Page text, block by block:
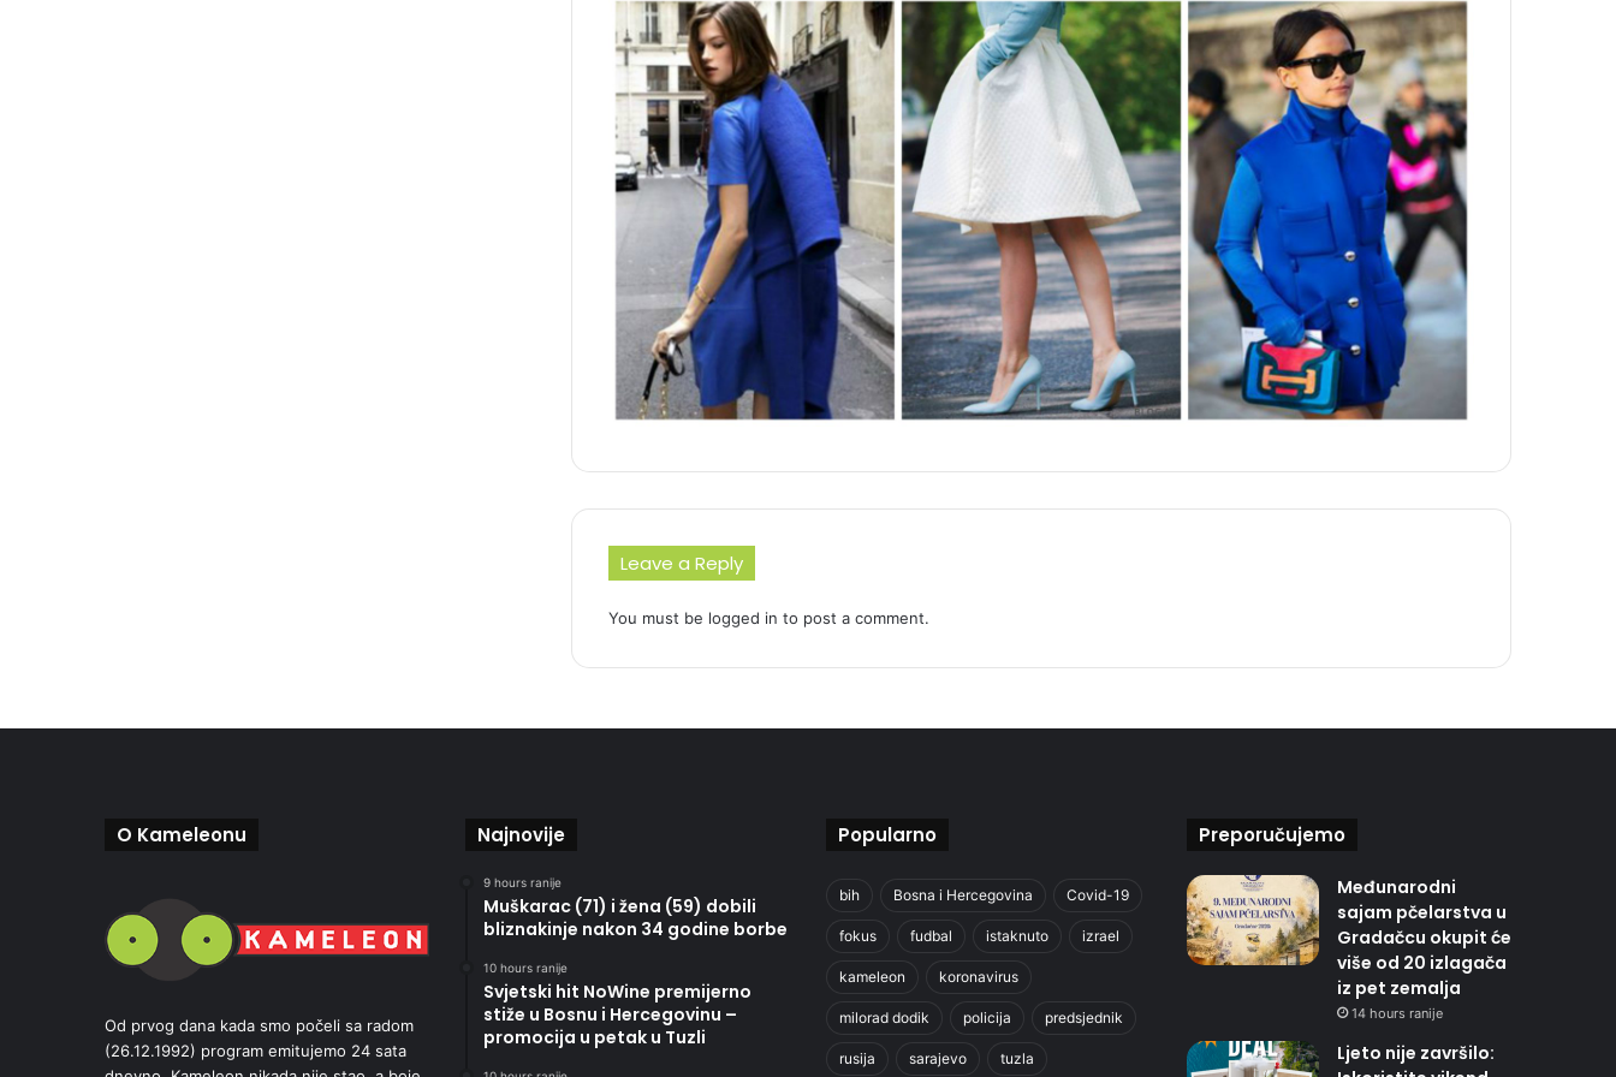
Leave a Reply
You must be logged in to post a comment.
O Kameleonu
Od prvog dana kada smo počeli sa radom
(26.12.1992) program emitujemo 24 sata
Najnovije
9 hours ranije
Muškarac (71) i žena (59) dobili
bliznakinje nakon 34 godine borbe
10 hours ranije
Svjetski hit NoWine premijerno
stiže u Bosnu i Hercegovinu –
promocija u petak u Tuzli
Popularno
bih Bosna i Hercegovina Covid-19
fokus fudbal istaknuto izrael
kameleon koronavirus
milorad dodik policija predsjednik
rusija sarajevo tuzla
Preporučujemo
Međunarodni
sajam pčelarstva u
Gradačcu okupit će
više od 20 izlagača
iz pet zemalja
14 hours ranije
Ljeto nije završilo: